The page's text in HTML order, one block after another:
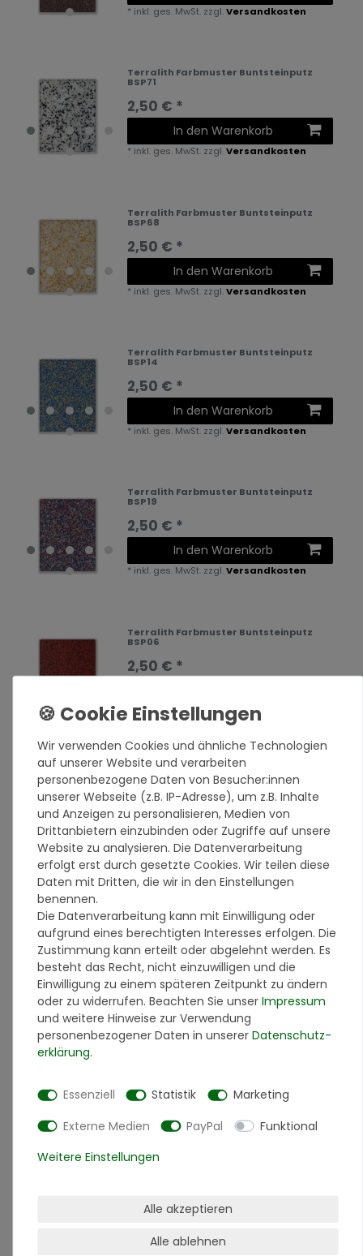
* inkl. ges. MwSt. zzgl.Versandkosten
Terralith Farbmuster Buntsteinputz
BSP71
2,50 € *
In den Warenkorb
* inkl. ges. MwSt. zzgl.Versandkosten
Terralith Farbmuster Buntsteinputz
BSP68
2,50 € *
In den Warenkorb
* inkl. ges. MwSt. zzgl.Versandkosten
Terralith Farbmuster Buntsteinputz
BSP14
2,50 € *
In den Warenkorb
* inkl. ges. MwSt. zzgl.Versandkosten
Terralith Farbmuster Buntsteinputz
BSP19
2,50 € *
In den Warenkorb
* inkl. ges. MwSt. zzgl.Versandkosten
Terralith Farbmuster Buntsteinputz
BSP06
2,50 € *
*inkl. ges. MwSt.zzgl.Versandkosten
BSP27
2,50 € *
In den Warenkorb
*inkl. ges. MwSt.zzgl.Versandkosten
Terralith Farbmuster Buntsteinputz
BSP32
2,50 € *
In den Warenkorb
* inkl. ges. MwSt.zzgl.Versandkosten
2,50 € *
*inkl. ges. MwSt.zzgl. Versandkosten
BSP09
In den Warenkorb
Wir verwenden Cookies und ähnliche Technologien
auf unserer Website und verarbeiten
personenbezogene Daten von Besucher:innen
unserer Webseite (z.B. IP-Adresse), um z.B. Inhalte
und Anzeigen zu personalisieren, Medien von
Drittanbietern einzubinden oder Zugriffe auf unsere
Website zu analysieren. Die Datenverarbeitung
erfolgt erst durch gesetzte Cookies. Wir teilen diese
Daten mit Dritten, die wir in den Einstellungen
benennen.
Die Datenverarbeitung kann mit Einwilligung oder
aufgrund eines berechtigten Interesses erfolgen. Die
Zustimmung kann erteilt oder abgelehnt werden. Es
besteht das Recht, nicht einzuwilligen und die
Einwilligung zu einem späteren Zeitpunkt zu ändern
oder zu widerrufen. Beachten Sie unser Impressum
und weitere Hinweise zur Verwendung
personenbezogener Daten in unserer Daten­schutz­
erklärung.
Essenziell Statistik
Marketing
Externe Medien
PayPal
Funktional
Weitere Einstellungen
Alle akzeptieren
Alle ablehnen